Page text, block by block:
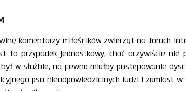
komentarzy miłośników zwierząt na forach
to przypadek jednostkowy, choć oczywiście nie
w służbie, na pewno miałby postępowanie
psa nieodpowiedzialnych ludzi i zamiast w